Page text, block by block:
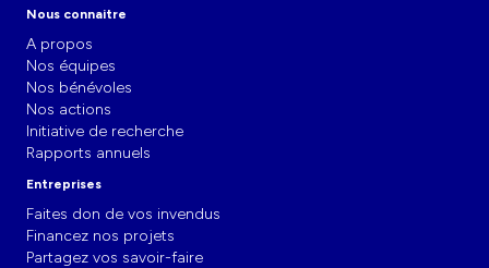
Nous connaitre
A propos
Nos équipes
Nos bénévoles
Nos actions
Initiative de recherche
Rapports annuels
Entreprises
Faites don de vos invendus
Financez nos projets
Partagez vos savoir-faire